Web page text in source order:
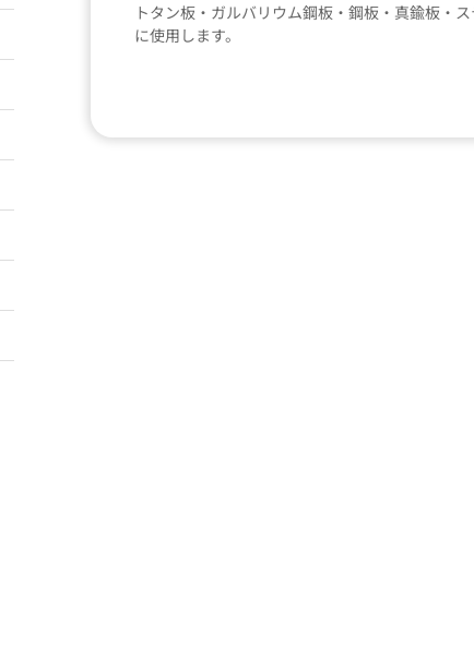
トタン板・ガルバリウム鋼板・鋼板・真鍮板・
に使用します。